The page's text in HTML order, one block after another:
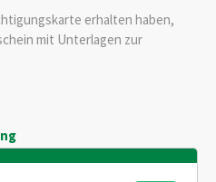
erhalten haben,
mit Unterlagen zur